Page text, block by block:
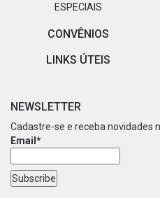
ESPECIAIS
CONVÊNIOS
LINKS ÚTEIS
NEWSLETTER
Cadastre-se e receba novidades
Email*